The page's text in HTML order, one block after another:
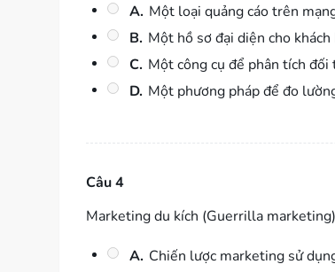
A. Một loại quảng cáo trên
B. Một hồ sơ đại diện cho
C. Một công cụ để phân tích đối
D. Một phương pháp để đo
Câu 4
Marketing du kích (Guerrilla
A. Chiến lược marketing sử